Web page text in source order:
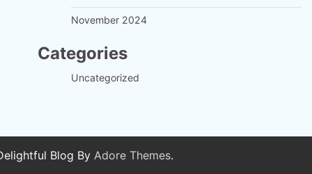
November 2024
Categories
Uncategorized
Blog By Adore Themes.